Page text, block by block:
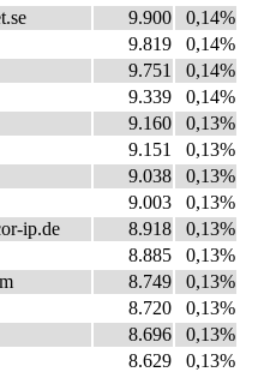
9.900
0,14%
9.819
0,14%
9.751
0,14%
9.339
0,14%
9.160
0,13%
9.151
0,13%
9.038
0,13%
9.003
0,13%
ip.de 8.918
0,13%
8.885
0,13%
8.749
0,13%
8.720
0,13%
8.696
0,13%
8.629
0,13%